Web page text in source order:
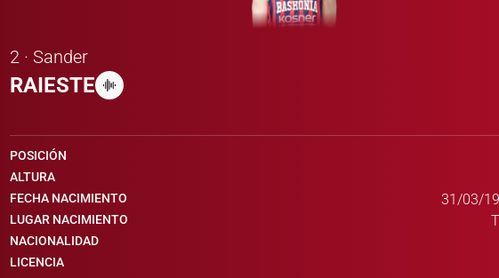
2 · Sander
RAIESTE
POSICIÓN
ALTURA
FECHA NACIMIENTO 31/03/
LUGAR NACIMIENTO
NACIONALIDAD
LICENCIA